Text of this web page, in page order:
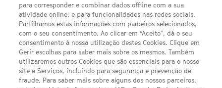
Escolhas de Anúncios
Política de privacidade
Termos E Condições
FILMES
para corresponder e combinar dados offline com a sua
atividade online; e para funcionalidades nas redes sociais.
Partilhamos estas informações com parceiros selecionados,
com o seu consentimento. Ao clicar em “Aceito”, dá o seu
consentimento à nossa utilização destes Cookies. Clique em
Gerir escolhas para saber mais sobre os mesmos. Também
utilizaremos outros Cookies que são essenciais para o nosso
site e Serviços, incluindo para segurança e prevenção de
fraude. Para saber mais sobre alguns dos nossos parceiros,